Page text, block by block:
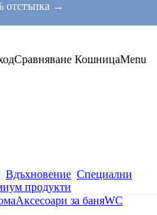
отстъпка →
Сравняване КошницаMenu
Вдъхновение Специални
продукти
Аксесоари за баняWC